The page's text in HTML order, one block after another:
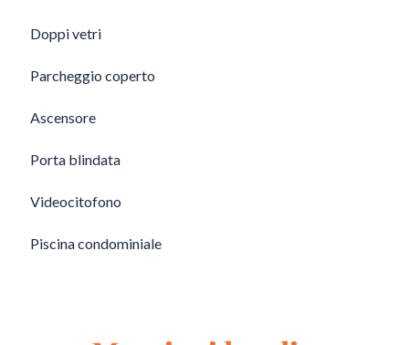
Doppi vetri
Parcheggio coperto
Ascensore
Porta blindata
Videocitofono
Piscina condominiale